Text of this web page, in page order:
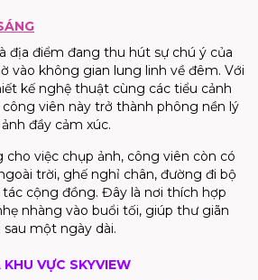
địa điểm đang thu hút sự chú ý của
vào không gian lung linh về đêm. Với
kế nghệ thuật cùng các tiểu cảnh
viên này trở thành phông nền lý
đầy cảm xúc.
cho việc chụp ảnh, công viên còn có
trời, ghế nghỉ chân, đường đi bộ
cộng đồng. Đây là nơi thích hợp
nhàng vào buổi tối, giúp thư giãn
một ngày dài.
KHU VỰC SKYVIEW